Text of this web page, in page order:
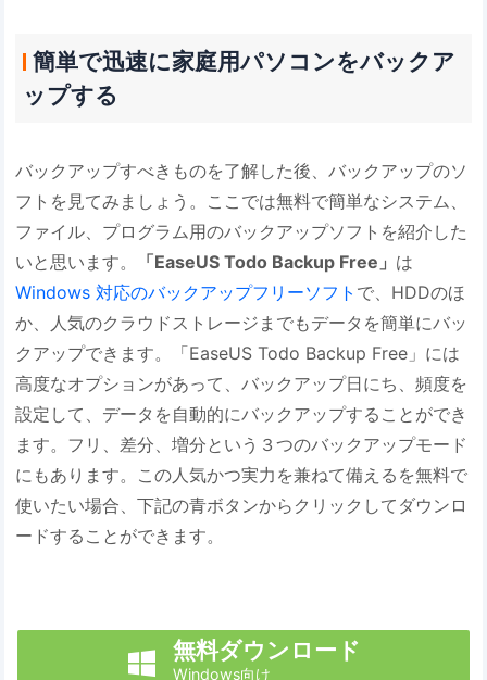
簡単で迅速に家庭用パソコンをバックア
ップする
バックアップすべきものを了解した後、バックアップのソ
フトを見てみましょう。ここでは無料で簡単なシステム、
ファイル、プログラム用のバックアップソフトを紹介した
いと思います。
「EaseUS Todo Backup Free」 は
Windows 対応のバックアップフリーソフト で、HDDのほ
か、人気のクラウドストレージまでもデータを簡単にバッ
クアップできます。「EaseUS Todo Backup Free」には
高度なオプションがあって、バックアップ日にち、頻度を
設定して、データを自動的にバックアップすることができ
ます。フリ、差分、増分という３つのバックアップモード
にもあります。この人気かつ実力を兼ねて備えるを無料で
使いたい場合、下記の青ボタンからクリックしてダウンロ
ードすることができます。
 無料ダウンロード
Windows向け